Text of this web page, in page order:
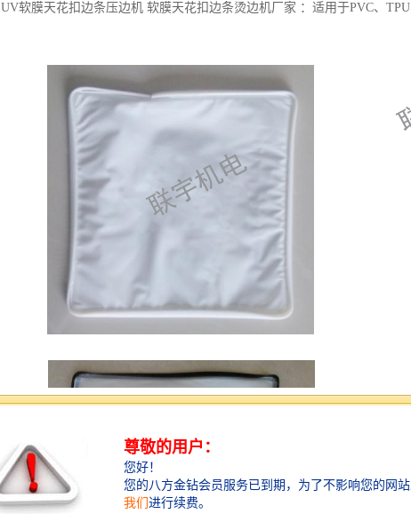
UV软膜天花扣边条压边机 软膜天花扣边条烫边机厂家 ：适用于PVC、